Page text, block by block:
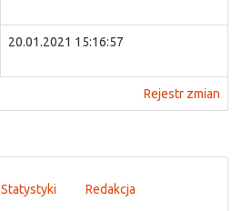
20.01.2021 15:16:57
Rejestr zmian
Statystyki Redakcja